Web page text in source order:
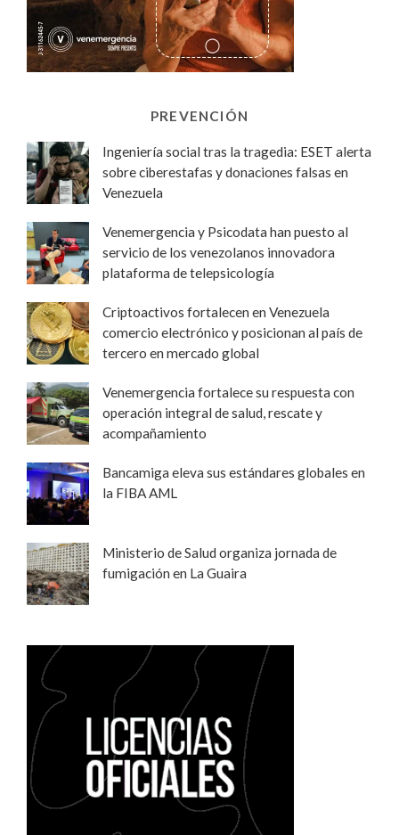
PREVENCIÓN
Ingeniería social tras la tragedia: ESET alerta
sobre ciberestafas y donaciones falsas en
Venezuela
Venemergencia y Psicodata han puesto al
servicio de los venezolanos innovadora
plataforma de telepsicología
Criptoactivos fortalecen en Venezuela
comercio electrónico y posicionan al país de
tercero en mercado global
Venemergencia fortalece su respuesta con
operación integral de salud, rescate y
acompañamiento
Bancamiga eleva sus estándares globales en
la FIBA AML
Ministerio de Salud organiza jornada de
fumigación en La Guaira